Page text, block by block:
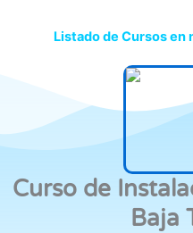
Listado de Cursos en
Curso de
Baja